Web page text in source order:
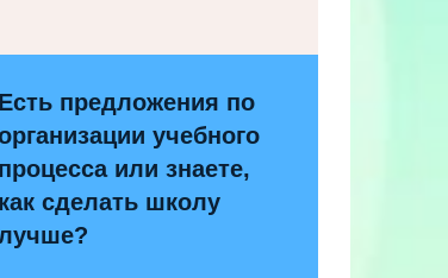
Есть предложения по
учебного
процесса или знаете,
как сделать школу